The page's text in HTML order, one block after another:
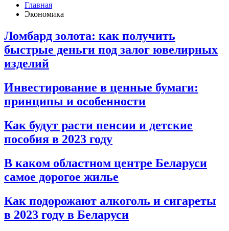
Главная
Экономика
Ломбард золота: как получить
быстрые деньги под залог ювелирных
изделий
Инвестирование в ценные бумаги:
принципы и особенности
Как будут расти пенсии и детские
пособия в 2023 году
В каком областном центре Беларуси
самое дорогое жилье
Как подорожают алкоголь и сигареты
в 2023 году в Беларуси